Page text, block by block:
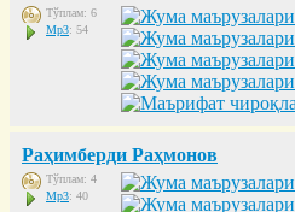
Тўплам: 6
Mp3: 54
Раҳимберди Раҳмонов
Тўплам: 4
Mp3: 40